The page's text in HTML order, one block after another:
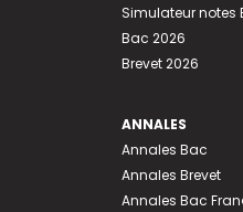
Simulateur notes
Bac 2026
Brevet 2026
ANNALES
Annales Bac
Annales Brevet
Annales Bac